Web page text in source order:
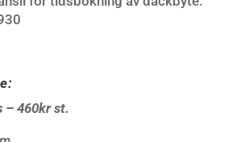
– 460kr st.